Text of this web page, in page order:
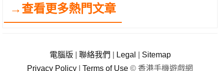
→查看更多熱門文章
電腦版 聯絡我們 Legal
Sitemap
Privacy Policy
Terms of Use © 香港手機遊戲網